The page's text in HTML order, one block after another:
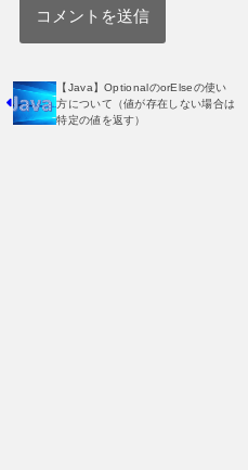
【Java】OptionalのorElseの使い
方について（値が存在しない場合は
特定の値を返す）